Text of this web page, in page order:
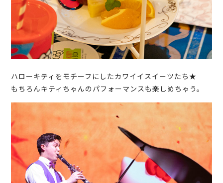
ハローキティをモチーフにしたカワイイスイーツたち★
もちろんキティちゃんのパフォーマンスも楽しめちゃう。